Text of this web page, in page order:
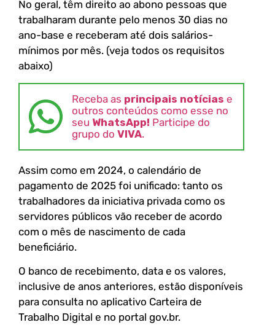
No geral, têm direito ao abono pessoas que
trabalharam durante pelo menos 30 dias no
ano-base e receberam até dois salários-
mínimos por mês. (veja todos os requisitos
abaixo)
Receba as principais notícias e
outros conteúdos como esse no
seu WhatsApp! Participe do
grupo do VIVA.
Assim como em 2024, o calendário de
pagamento de 2025 foi unificado: tanto os
trabalhadores da iniciativa privada como os
servidores públicos vão receber de acordo
com o mês de nascimento de cada
beneficiário.
O banco de recebimento, data e os valores,
inclusive de anos anteriores, estão disponíveis
para consulta no aplicativo Carteira de
Trabalho Digital e no portal gov.br.